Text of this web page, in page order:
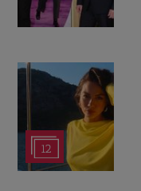
12